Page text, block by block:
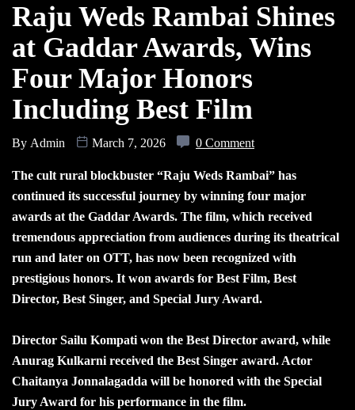
Raju Weds Rambai Shines
at Gaddar Awards, Wins
Four Major Honors
Including Best Film
By Admin March 7, 2026 0 Comment
The cult rural blockbuster “Raju Weds Rambai” has
continued its successful journey by winning four major
awards at the Gaddar Awards. The film, which received
tremendous appreciation from audiences during its theatrical
run and later on OTT, has now been recognized with
prestigious honors. It won awards for Best Film, Best
Director, Best Singer, and Special Jury Award.
Director Sailu Kompati won the Best Director award, while
Anurag Kulkarni received the Best Singer award. Actor
Chaitanya Jonnalagadda will be honored with the Special
Jury Award for his performance in the film.